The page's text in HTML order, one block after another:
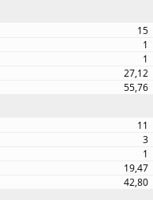
15
1
1
27,12
55,76
11
3
1
19,47
42,80